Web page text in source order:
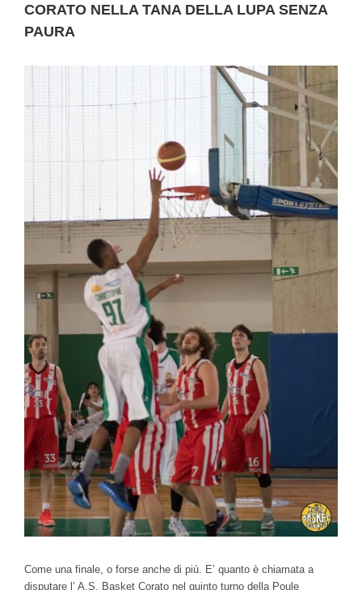
CORATO NELLA TANA DELLA LUPA SENZA
PAURA
Come una finale, o forse anche di più. E’ quanto è chiamata a
disputare l’ A.S. Basket Corato nel quinto turno della Poule